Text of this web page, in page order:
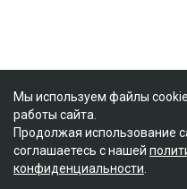
Мы используем файлы
работы сайта.
Продолжая использование
соглашаетесь с нашей
конфиденциальности